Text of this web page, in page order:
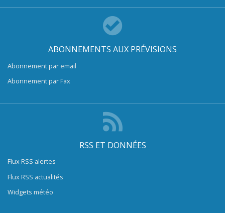
ABONNEMENTS AUX PRÉVISIONS
Abonnement par email
Abonnement par Fax
RSS ET DONNÉES
Flux RSS alertes
Flux RSS actualités
Widgets météo